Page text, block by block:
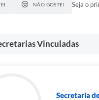
NÃO GOSTEI Seja o
Vinculadas
Secretaria